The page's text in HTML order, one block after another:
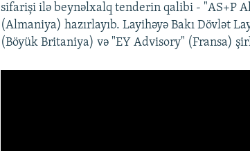
sifarişi ilə beynəlxalq tenderin qalibi - "AS+P
(Almaniya) hazırlayıb. Layihəyə Bakı Dövlət
(Böyük Britaniya) və "EY Advisory" (Fransa)